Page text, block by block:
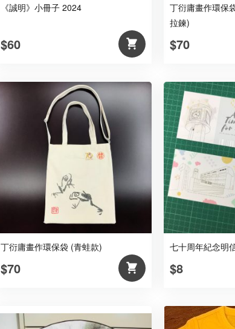
《誠明》小冊子 2024
$60
丁衍庸畫作環保
拉鍊)
$70
丁衍庸畫作環保袋 (青蛙款)
$70
七十周年紀念明
$8